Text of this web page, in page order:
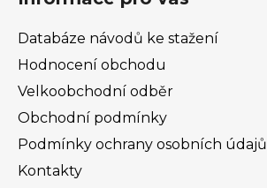
Databáze návodů ke stažení
Hodnocení obchodu
Velkoobchodní odběr
Obchodní podmínky
Podmínky ochrany osobních údajů
Kontakty